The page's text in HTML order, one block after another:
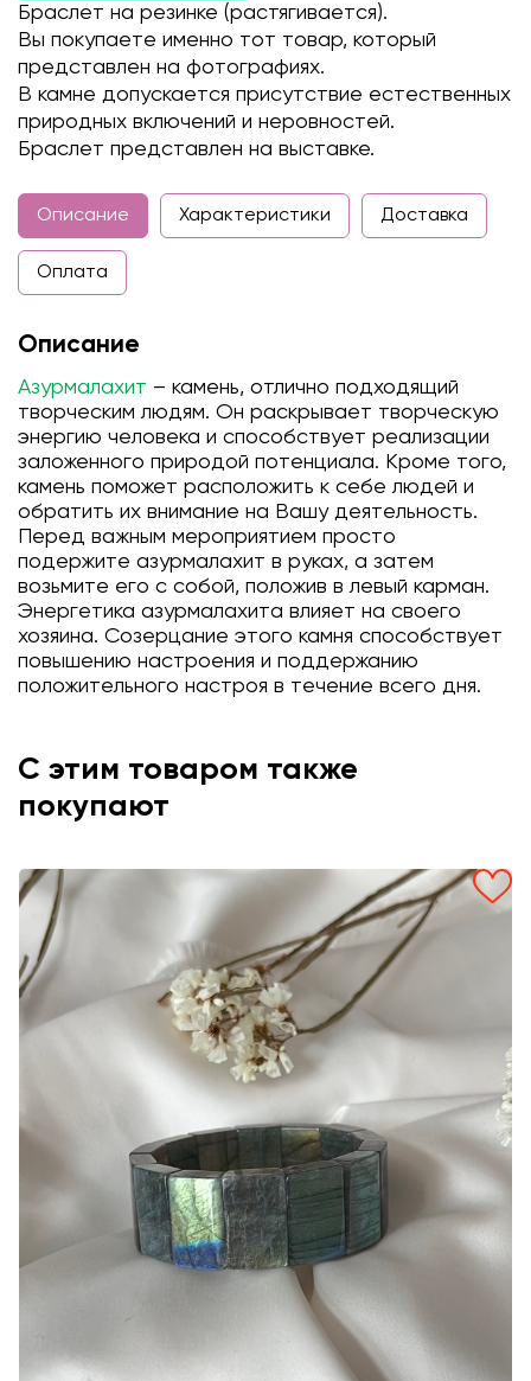
Браслет на резинке (растягивается).
Вы покупаете именно тот товар, который
представлен на фотографиях.
В камне допускается присутствие естественных
природных включений и неровностей.
Браслет представлен на выставке.
Описание Характеристики Доставка
Оплата
Описание
Азурмалахит – камень, отлично подходящий
творческим людям. Он раскрывает творческую
энергию человека и способствует реализации
заложенного природой потенциала. Кроме того,
камень поможет расположить к себе людей и
обратить их внимание на Вашу деятельность.
Перед важным мероприятием просто
подержите азурмалахит в руках, а затем
возьмите его с собой, положив в левый карман.
Энергетика азурмалахита влияет на своего
хозяина. Созерцание этого камня способствует
повышению настроения и поддержанию
положительного настроя в течение всего дня.
С этим товаром также
покупают